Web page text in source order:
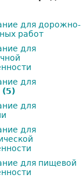
для дорожно-
работ
для
для
(5)
для
для
для пищевой